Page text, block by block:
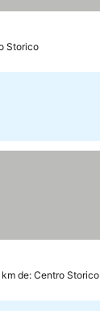
Storico
de: Centro Storico